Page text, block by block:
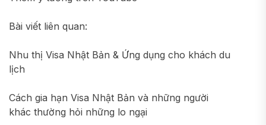
Bài viết liên quan:
Nhu thị Visa Nhật Bản & Ứng dụng cho khách du
lịch
Cách gia hạn Visa Nhật Bản và những người
khác thường hỏi những lo ngại